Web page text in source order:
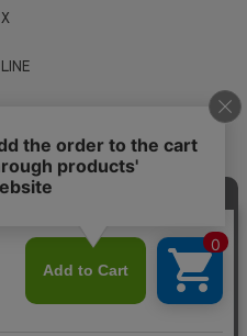
X
LINE
Privacy policy
Contact information